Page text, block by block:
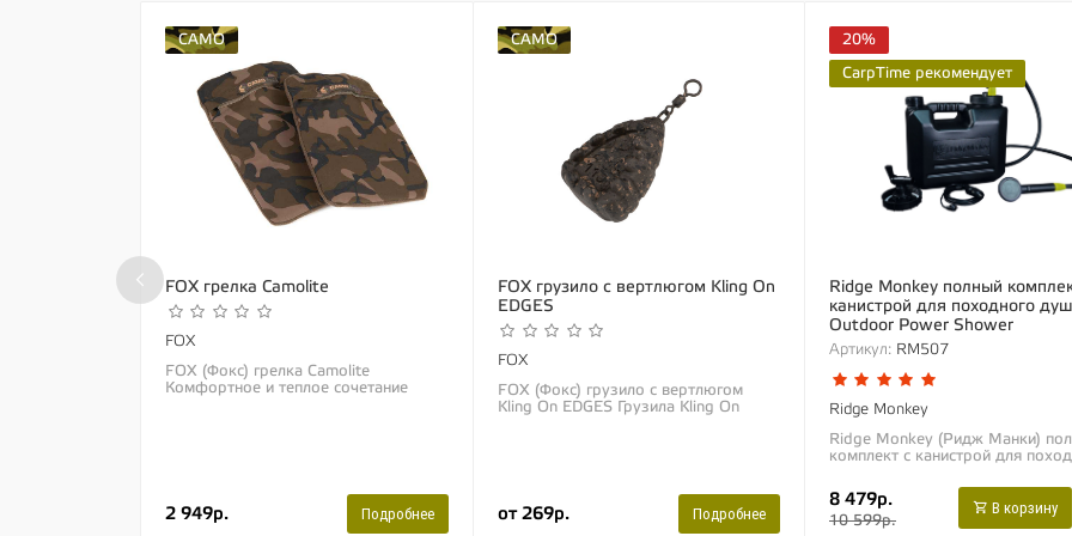
CAMO
FOX грелка Camolite
FOX
FOX (Фокс) грелка Camolite
Комфортное и теплое сочетание
2 949р. Подробнее
CAMO
FOX грузило с вертлюгом Kling On
EDGES
FOX
FOX (Фокс) грузило с вертлюгом
Kling On EDGES Грузила Kling On
от 269р. Подробнее
20%
CarpTime рекомендует
Ridge Monkey полный
канистрой для походного
Outdoor Power Shower
Артикул: RM507
Ridge Monkey
Ridge Monkey (Ридж Манки)
комплект с канистрой для
Походный душ с сильным
воды «Outdoor...
8 479р.
10 599р.
В корзину
‹